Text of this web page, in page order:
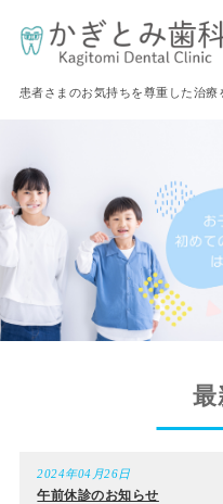
患者さまのお気持ちを尊重した治療
診療理念
医院紹介
アクセス
最
2024年04月26日
午前休診のお知らせ